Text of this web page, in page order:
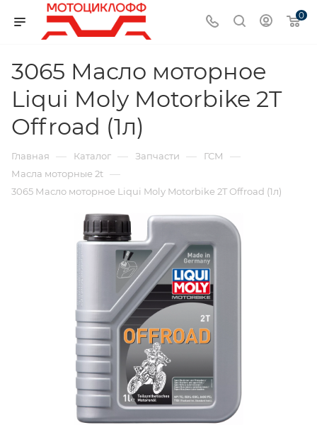
0
3065 Масло моторное
Liqui Moly Motorbike 2T
Offroad (1л)
Главная — Каталог — Запчасти — ГСМ —
Масла моторные 2t —
3065 Масло моторное Liqui Moly Motorbike 2T Offroad (1л)